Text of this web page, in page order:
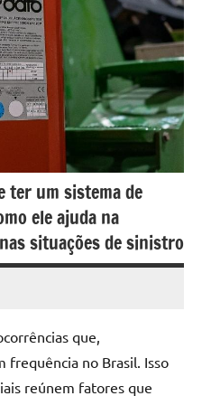
ter um sistema de
ele ajuda na
situações de sinistro
que,
frequência no Brasil. Isso
reúnem fatores que